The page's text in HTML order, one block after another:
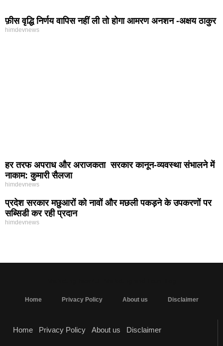
फ़ीस वृद्धि निर्णय वापिस नहीं ली तो होगा आमरण अनशन -अक्षय ठाकुर
himdevnews
हर तरफ अपराध और अराजकता सरकार कानून-व्यवस्था संभालने में
नाकाम: कुमारी सैलजा
himdevnews
प्रदेश सरकार मछुआरों को नावों और मछली पकड़ने के उपकरणों पर
सब्सिडी कर रही प्रदान
himdevnews
Home Privacy Policy About us Disclaimer
Home Privacy Policy About us Disclaimer